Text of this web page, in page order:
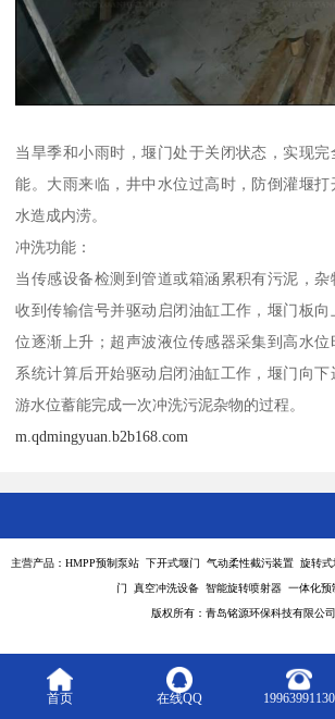
当旱季和小雨时，堰门处于关闭状态，实现
能。大雨来临，井中水位过高时，防倒灌堰
水造成内涝。
冲洗功能：
当传感设备检测到管道或箱涵累积有污泥，
收到传输信号并驱动启闭油缸工作，堰门板
位逐渐上升；超声波液位传感器采集到高水位
系统计算后开始驱动启闭油缸工作，堰门向
游水位蓄能完成一次冲洗污泥杂物的过程。
m.qdmingyuan.b2b168.com
主营产品：HMPP预制泵站 下开式堰门 气动柔性截污装置 旋转
门 真空冲洗设备 智能旋转喷射器 一体化预
版权所有：青岛铭源环保科技有限公司
首页 在线QQ 19963991130